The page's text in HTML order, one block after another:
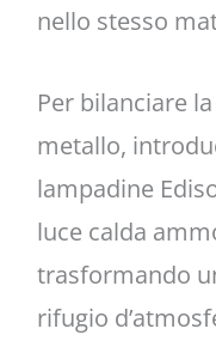
nello stesso
Per bilanciare
metallo,
lampadine
luce calda
trasformando
rifugio